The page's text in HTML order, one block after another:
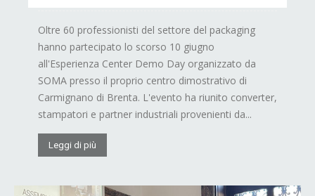
Oltre 60 professionisti del settore del packaging
hanno partecipato lo scorso 10 giugno
all'Esperienza Center Demo Day organizzato da
SOMA presso il proprio centro dimostrativo di
Carmignano di Brenta. L'evento ha riunito converter,
stampatori e partner industriali provenienti da...
Leggi di più